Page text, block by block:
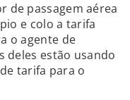
de passagem aérea
e colo a tarifa
o agente de
deles estão usando
tarifa para o